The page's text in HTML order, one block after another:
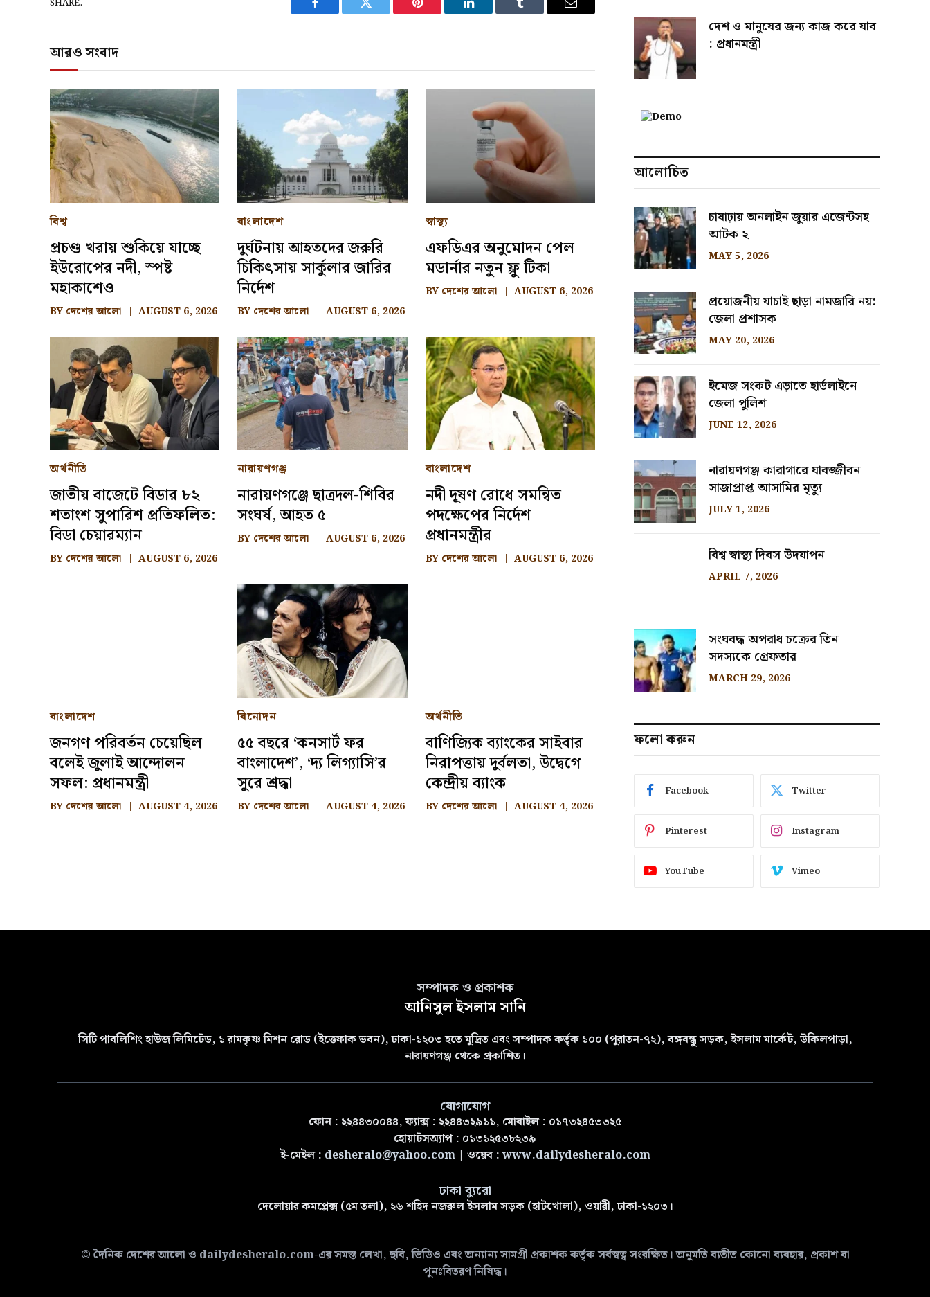
SHARE.
Facebook Twitter Pinterest LinkedIn Tumblr Email
আরও সংবাদ
বিশ্ব
প্রচণ্ড খরায় শুকিয়ে যাচ্ছে
ইউরোপের নদী, স্পষ্ট
মহাকাশেও
BY দেশের আলো AUGUST 6, 2026
বাংলাদেশ
দুর্ঘটনায় আহতদের জরুরি
চিকিৎসায় সার্কুলার জারির
নির্দেশ
BY দেশের আলো AUGUST 6, 2026
স্বাস্থ্য
এফডিএর অনুমোদন পেল
মডার্নার নতুন ফ্লু টিকা
BY দেশের আলো AUGUST 6, 2026
অর্থনীতি
জাতীয় বাজেটে বিডার ৮২
শতাংশ সুপারিশ প্রতিফলিত:
বিডা চেয়ারম্যান
BY দেশের আলো AUGUST 6, 2026
নারায়ণগঞ্জ
নারায়ণগঞ্জে ছাত্রদল-শিবির
সংঘর্ষ, আহত ৫
BY দেশের আলো AUGUST 6, 2026
বাংলাদেশ
নদী দূষণ রোধে সমন্বিত
পদক্ষেপের নির্দেশ
প্রধানমন্ত্রীর
BY দেশের আলো AUGUST 6, 2026
বাংলাদেশ
জনগণ পরিবর্তন চেয়েছিল
বলেই জুলাই আন্দোলন
সফল: প্রধানমন্ত্রী
BY দেশের আলো AUGUST 4, 2026
বিনোদন
৫৫ বছরে ‘কনসার্ট ফর
বাংলাদেশ’, ‘দ্য লিগ্যাসি’র
সুরে শ্রদ্ধা
BY দেশের আলো AUGUST 4, 2026
অর্থনীতি
বাণিজ্যিক ব্যাংকের সাইবার
নিরাপত্তায় দুর্বলতা, উদ্বেগে
কেন্দ্রীয় ব্যাংক
BY দেশের আলো AUGUST 4, 2026
দেশ ও মানুষের জন্য কাজ করে যাব
: প্রধানমন্ত্রী
আলোচিত
চাষাঢ়ায় অনলাইন জুয়ার এজেন্টসহ
আটক ২
MAY 5, 2026
প্রয়োজনীয় যাচাই ছাড়া নামজারি নয়:
জেলা প্রশাসক
MAY 20, 2026
ইমেজ সংকট এড়াতে হার্ডলাইনে
জেলা পুলিশ
JUNE 12, 2026
নারায়ণগঞ্জ কারাগারে যাবজ্জীবন
সাজাপ্রাপ্ত আসামির মৃত্যু
JULY 1, 2026
বিশ্ব স্বাস্থ্য দিবস উদযাপন
APRIL 7, 2026
সংঘবদ্ধ অপরাধ চক্রের তিন
সদস্যকে গ্রেফতার
MARCH 29, 2026
ফলো করুন
Facebook Twitter
Pinterest Instagram
YouTube Vimeo
সম্পাদক ও প্রকাশক
আনিসুল ইসলাম সানি
সিটি পাবলিশিং হাউজ লিমিটেড, ১ রামকৃষ্ণ মিশন রোড (ইত্তেফাক ভবন), ঢাকা-১২০৩ হতে মুদ্রিত এবং সম্পাদক কর্তৃক ১০০ (পুরাতন-৭২), বঙ্গবন্ধু সড়ক, ইসলাম মার্কেট, উকিলপাড়া,
নারায়ণগঞ্জ থেকে প্রকাশিত।
যোগাযোগ
ফোন : ২২৪৪৩০০৪৪, ফ্যাক্স : ২২৪৪৩২৯১১, মোবাইল : ০১৭৩২৪৫৩৩২৫
হোয়াটসঅ্যাপ : ০১৩১২৫৩৮২৩৯
ই-মেইল : desheralo@yahoo.com| ওয়েব : www.dailydesheralo.com
ঢাকা ব্যুরো
দেলোয়ার কমপ্লেক্স (৫ম তলা), ২৬ শহিদ নজরুল ইসলাম সড়ক (হাটখোলা), ওয়ারী, ঢাকা-১২০৩।
© দৈনিক দেশের আলো ও dailydesheralo.com-এর সমস্ত লেখা, ছবি, ভিডিও এবং অন্যান্য সামগ্রী প্রকাশক কর্তৃক সর্বস্বত্ব সংরক্ষিত। অনুমতি ব্যতীত কোনো ব্যবহার, প্রকাশ বা
পুনঃবিতরণ নিষিদ্ধ।